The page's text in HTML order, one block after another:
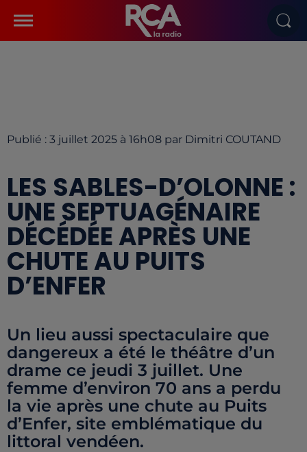
Publié : 3 juillet 2025 à 16h08 par Dimitri COUTAND
LES SABLES-D’OLONNE :
UNE SEPTUAGÉNAIRE
DÉCÉDÉE APRÈS UNE
CHUTE AU PUITS
D’ENFER
Un lieu aussi spectaculaire que
dangereux a été le théâtre d’un
drame ce jeudi 3 juillet. Une
femme d’environ 70 ans a perdu
la vie après une chute au Puits
d’Enfer, site emblématique du
littoral vendéen.